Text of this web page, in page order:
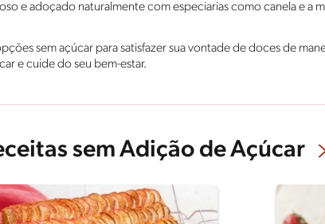
e adoçado naturalmente com especiarias como canela e a
sem açúcar para satisfazer sua vontade de doces de
e cuide do seu bem-estar.
sem Adição de Açúcar